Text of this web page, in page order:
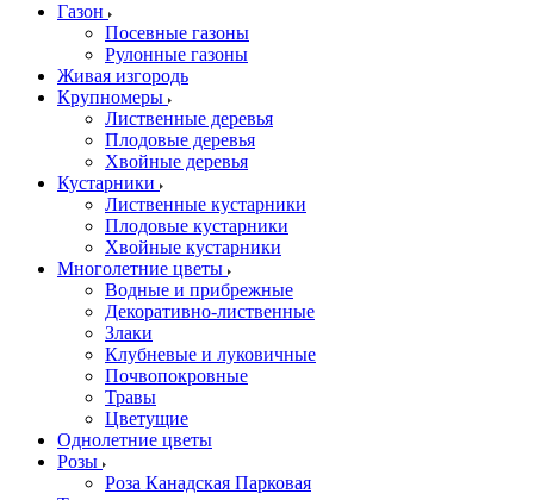
Газон
Посевные газоны
Рулонные газоны
Живая изгородь
Крупномеры
Лиственные деревья
Плодовые деревья
Хвойные деревья
Кустарники
Лиственные кустарники
Плодовые кустарники
Хвойные кустарники
Многолетние цветы
Водные и прибрежные
Декоративно-лиственные
Злаки
Клубневые и луковичные
Почвопокровные
Травы
Цветущие
Однолетние цветы
Розы
Роза Канадская Парковая